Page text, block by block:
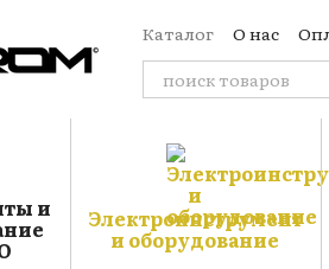
Каталог О нас
Обмен и возврат
Отзывы о магазине
Пользовательское
и Электроинструмент
и оборудование